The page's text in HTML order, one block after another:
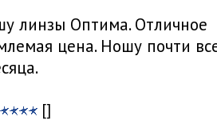
линзы Оптима. Отличное
цена. Ношу почти
[]